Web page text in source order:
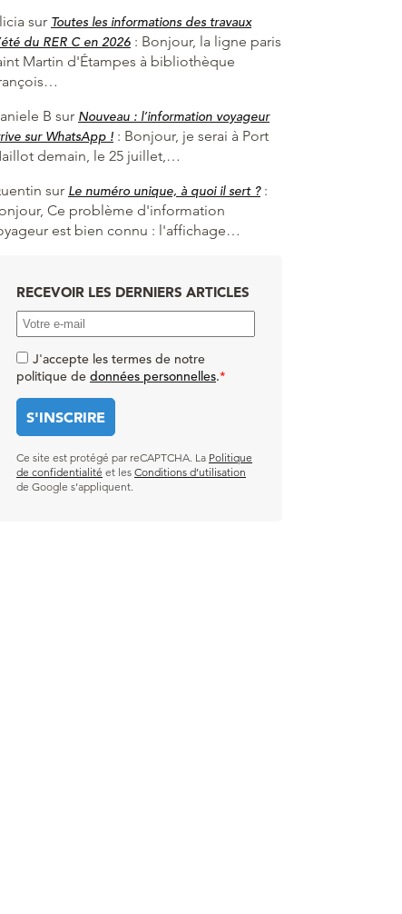
sur Toutes les informations des travaux
du RER C en 2026 : Bonjour, la ligne paris
Martin d'Étampes à bibliothèque
B sur Nouveau : l’information voyageur
sur WhatsApp ! : Bonjour, je serai à Port
demain, le 25 juillet,…
sur Le numéro unique, à quoi il sert ?:
Ce problème d'information
est bien connu : l'affichage…
RECEVOIR LES DERNIERS ARTICLES
J'accepte les termes de notre
politique de données personnelles.*
Ce site est protégé par reCAPTCHA. La Politique
de confidentialité et les Conditions d’utilisation
de Google s’appliquent.